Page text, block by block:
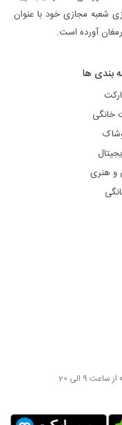
شعبه مجازی خود با عنوان
آورده است.
بندی ها
خانگی
و هنری
9 الی 20